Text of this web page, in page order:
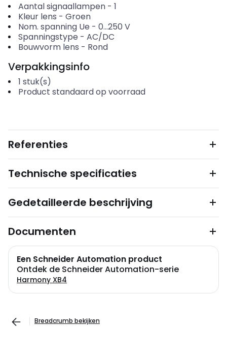
Aantal signaallampen- 1
Kleur lens - Groen
Nom. spanning Ue - 0...250 V
Spanningstype - AC/DC
Bouwvorm lens - Rond
Verpakkingsinfo
1 stuk(s)
Product standaard op voorraad
Referenties
Technische specificaties
Gedetailleerde beschrijving
Documenten
Een Schneider Automation product
Ontdek de Schneider Automation-serie
Harmony XB4
Breadcrumb bekijken